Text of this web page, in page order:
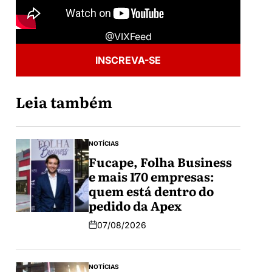
@VIXFeed
INSCREVA-SE
Leia também
NOTÍCIAS
Fucape, Folha Business
e mais 170 empresas:
quem está dentro do
pedido da Apex
07/08/2026
NOTÍCIAS